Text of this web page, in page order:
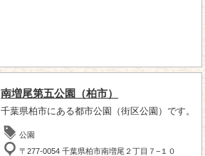
南増尾第五公園（柏市）
千葉県柏市にある都市公園（街区公園）です。
公園
〒277-0054 千葉県柏市南増尾２丁目７−１０